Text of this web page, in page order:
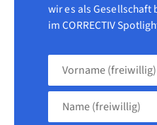
wir es als Gesellschaft
im CORRECTIV
Vorname
Name
(freiwillig)